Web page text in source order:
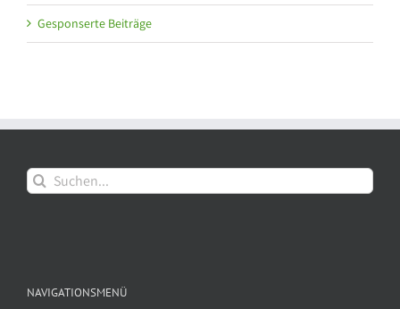
Gesponserte Beiträge
Suche
nach:
NAVIGATIONSMENÜ